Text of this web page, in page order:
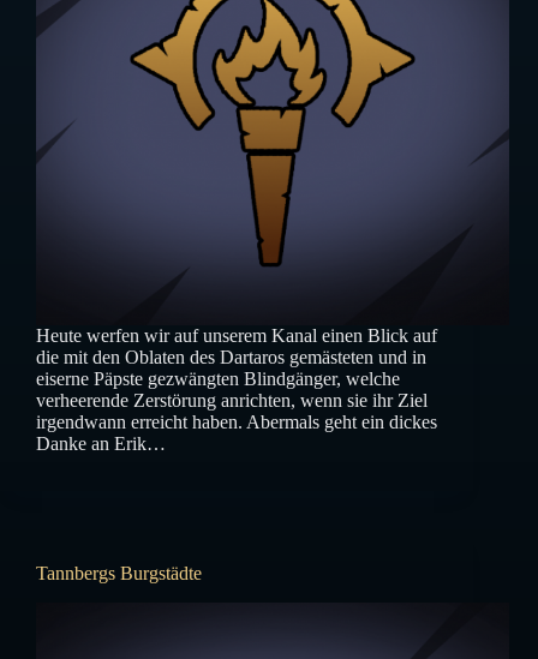
Heute werfen wir auf unserem Kanal einen Blick auf
die mit den Oblaten des Dartaros gemästeten und in
eiserne Päpste gezwängten Blindgänger, welche
verheerende Zerstörung anrichten, wenn sie ihr Ziel
irgendwann erreicht haben. Abermals geht ein dickes
Danke an Erik…
Tannbergs Burgstädte